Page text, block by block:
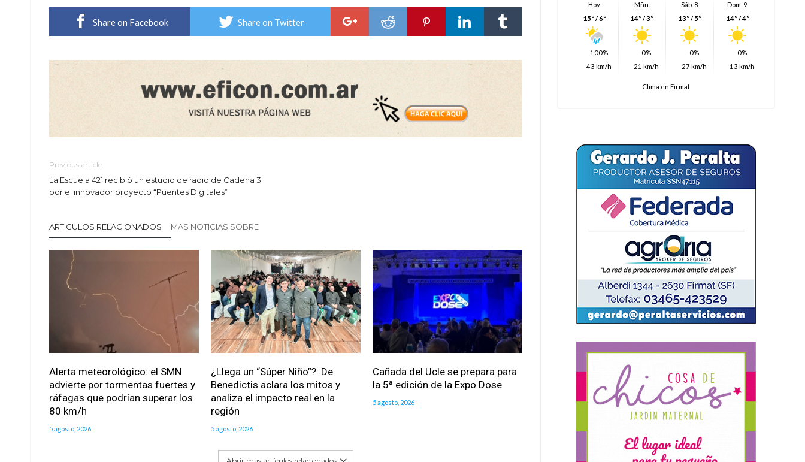
Share on Facebook Share on Twitter
Previous article
La Escuela 421 recibió un estudio de radio de Cadena 3
por el innovador proyecto “Puentes Digitales”
ARTICULOS RELACIONADOS MAS NOTICIAS SOBRE
Alerta meteorológico: el SMN
advierte por tormentas fuertes y
ráfagas que podrían superar los
80 km/h
5 agosto, 2026
¿Llega un “Súper Niño”?: De
Benedictis aclara los mitos y
analiza el impacto real en la
región
5 agosto, 2026
Cañada del Ucle se prepara para
la 5ª edición de la Expo Dose
5 agosto, 2026
Hoy
15º / 6º
100%
43 km/h
Mñn.
14º / 3º
0%
21 km/h
Sáb. 8
13º / 5º
0%
27 km/h
Dom. 9
14º / 4º
0%
13 km/h
Clima en Firmat